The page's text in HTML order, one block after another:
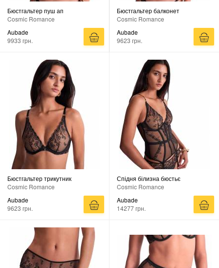
Бюстгальтер пуш ап
Cosmic Romance
Aubade
9933 грн.
Бюстгальтер балконет
Cosmic Romance
Aubade
9623 грн.
Бюстгальтер трикутник
Cosmic Romance
Aubade
9623 грн.
Спідня білизна бюстьє
Cosmic Romance
Aubade
14277 грн.